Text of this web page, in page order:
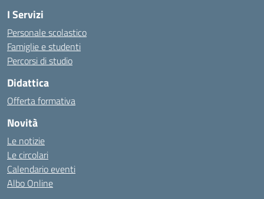
I Servizi
Personale scolastico
Famiglie e studenti
Percorsi di studio
Didattica
Offerta formativa
Novità
Le notizie
Le circolari
Calendario eventi
Albo Online